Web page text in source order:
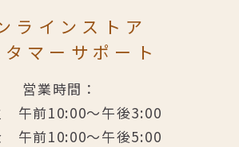
ラインストア
マーサポート
営業時間：
午前10:00～午後3:00
午前10:00～午後5:00